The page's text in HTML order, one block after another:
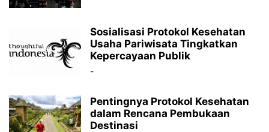
Sosialisasi Protokol Kesehatan
Usaha Pariwisata Tingkatkan
Kepercayaan Publik
-
Pentingnya Protokol Kesehatan
dalam Rencana Pembukaan
Destinasi